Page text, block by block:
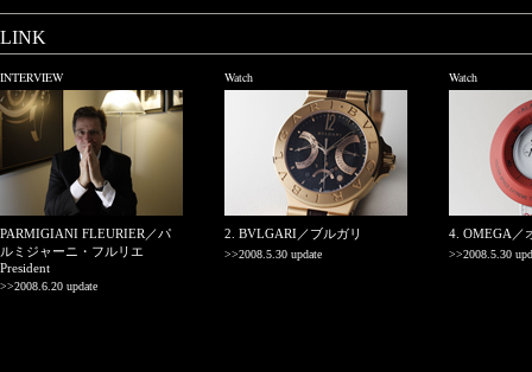
LINK
INTERVIEW
PARMIGIANI FLEURIER／パ
ルミジャーニ・フルリエ
President
>>2008.6.20 update
Watch
2. BVLGARI／ブルガリ
>>2008.5.30 update
Watch
4. OMEGA／
>>2008.5.30